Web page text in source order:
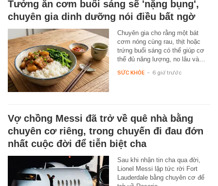
Tưởng ăn cơm buổi sáng sẽ 'nặng bụng',
chuyên gia dinh dưỡng nói điều bất ngờ
Chuyên gia cho rằng một bát
cơm nóng cùng rau, thịt hoặc
trứng buổi sáng có thể giúp cơ
thể đủ năng lượng, no lâu và…
SỨC KHỎE - 6 giờ trước
Vợ chồng Messi đã trở về quê nhà bằng
chuyên cơ riêng, trong chuyến đi đau đớn
nhất cuộc đời để tiễn biệt cha
Sau khi nhận tin cha qua đời,
Lionel Messi lập tức rời Fort
Lauderdale bằng chuyên cơ để